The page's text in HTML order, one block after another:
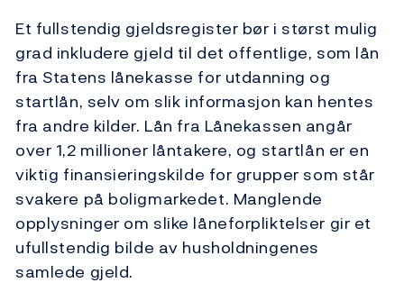
Et fullstendig gjeldsregister bør i størst mulig
grad inkludere gjeld til det offentlige, som lån
fra Statens lånekasse for utdanning og
startlån, selv om slik informasjon kan hentes
fra andre kilder. Lån fra Lånekassen angår
over 1,2 millioner låntakere, og startlån er en
viktig finansieringskilde for grupper som står
svakere på boligmarkedet. Manglende
opplysninger om slike låneforpliktelser gir et
ufullstendig bilde av husholdningenes
samlede gjeld.